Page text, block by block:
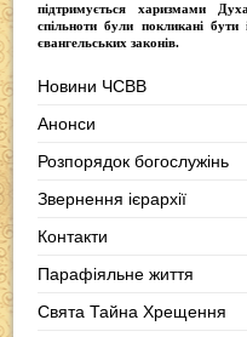
підтримується харизмами
спільноти були покликані
євангельських законів.
Новини ЧСВВ
Анонси
Розпорядок богослужінь
Звернення ієрархії
Контакти
Парафіяльне життя
Свята Тайна Хрещення